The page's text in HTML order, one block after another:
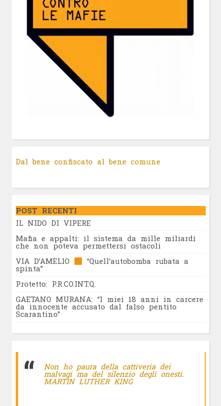
Dal bene confiscato al bene comune
POST RECENTI
IL NIDO DI VIPERE
Mafia e appalti: il sistema da mille miliardi
che non poteva permettersi ostacoli
VIA D’AMELIO
“Quell’autobomba rubata a
spinta”
Protetto: P.R.CO.INT.Q.
GAETANO MURANA: “I miei 18 anni in carcere
da innocente accusato dal falso pentito
Scarantino”
Non ho paura della cattiveria dei
malvagi ma del silenzio degli onesti.
MARTIN LUTHER KING